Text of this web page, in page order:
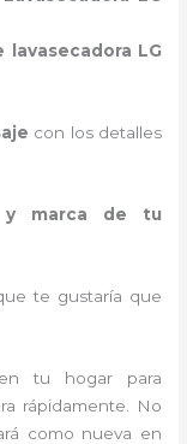
lavasecadora LG
con los detalles
y marca de tu
te gustaría que
tu hogar para
rápidamente. No
como nueva en